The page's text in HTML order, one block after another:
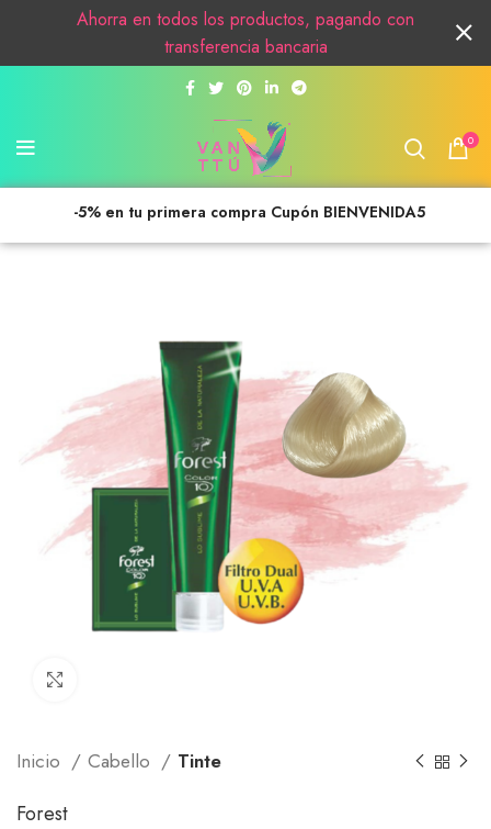
0
-5% en tu primera compra Cupón BIENVENIDA5
Inicio Cabello Tinte
Forest
Ahorra en todos los productos, pagando con
transferencia bancaria